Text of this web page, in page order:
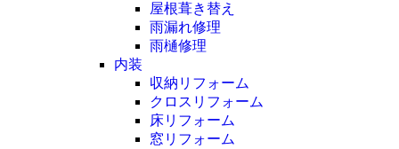
屋根葺き替え
雨漏れ修理
雨樋修理
内装
収納リフォーム
クロスリフォーム
床リフォーム
窓リフォーム